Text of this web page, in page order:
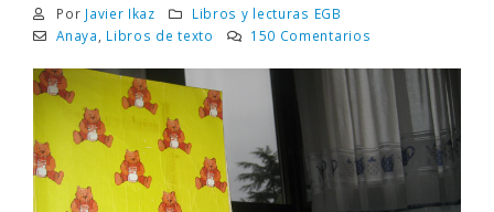
Por Javier Ikaz
Libros y lecturas EGB
Anaya
Libros de texto 150 Comentarios